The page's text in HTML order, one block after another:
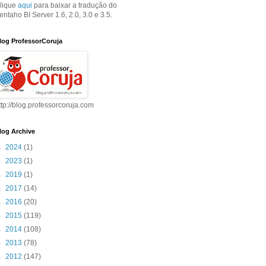
aqui para baixar a tradução do
BI Server 1.6, 2.0, 3.0 e 3.5.
ProfessorCoruja
blog.professorcoruja.com
Archive
2024 (1)
2023 (1)
2019 (1)
2017 (14)
2016 (20)
2015 (119)
2014 (108)
2013 (78)
2012 (147)